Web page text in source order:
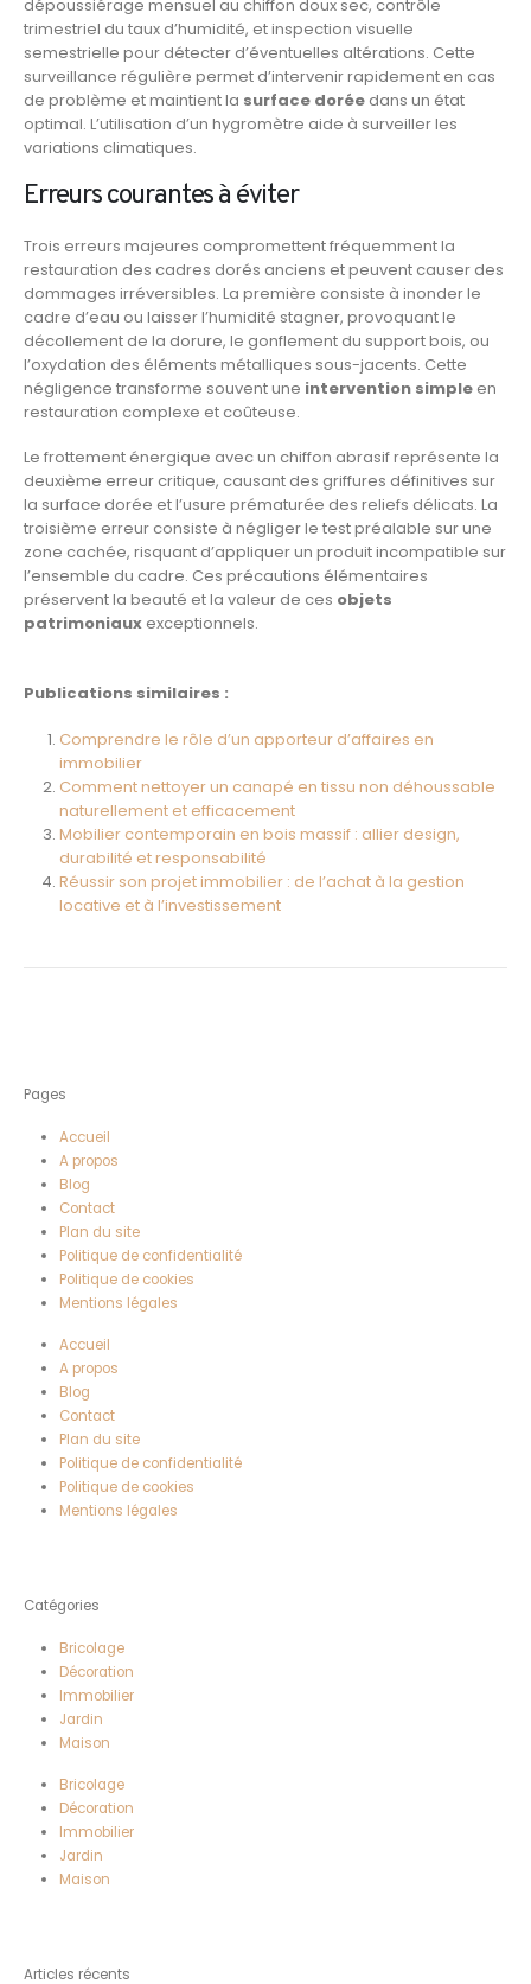
dépoussiérage mensuel au chiffon doux sec, contrôle
trimestriel du taux d’humidité, et inspection visuelle
semestrielle pour détecter d’éventuelles altérations. Cette
surveillance régulière permet d’intervenir rapidement en cas
de problème et maintient la surface dorée dans un état
optimal. L’utilisation d’un hygromètre aide à surveiller les
variations climatiques.
Erreurs courantes à éviter
Trois erreurs majeures compromettent fréquemment la
restauration des cadres dorés anciens et peuvent causer des
dommages irréversibles. La première consiste à inonder le
cadre d’eau ou laisser l’humidité stagner, provoquant le
décollement de la dorure, le gonflement du support bois, ou
l’oxydation des éléments métalliques sous-jacents. Cette
négligence transforme souvent une intervention simple en
restauration complexe et coûteuse.
Le frottement énergique avec un chiffon abrasif représente la
deuxième erreur critique, causant des griffures définitives sur
la surface dorée et l’usure prématurée des reliefs délicats. La
troisième erreur consiste à négliger le test préalable sur une
zone cachée, risquant d’appliquer un produit incompatible sur
l’ensemble du cadre. Ces précautions élémentaires
préservent la beauté et la valeur de ces objets
patrimoniaux exceptionnels.
Publications similaires :
Comprendre le rôle d’un apporteur d’affaires en
immobilier
Comment nettoyer un canapé en tissu non déhoussable
naturellement et efficacement
Mobilier contemporain en bois massif : allier design,
durabilité et responsabilité
Réussir son projet immobilier : de l’achat à la gestion
locative et à l’investissement
Pages
Accueil
A propos
Blog
Contact
Plan du site
Politique de confidentialité
Politique de cookies
Mentions légales
Accueil
A propos
Blog
Contact
Plan du site
Politique de confidentialité
Politique de cookies
Mentions légales
Catégories
Bricolage
Décoration
Immobilier
Jardin
Maison
Bricolage
Décoration
Immobilier
Jardin
Maison
Articles récents